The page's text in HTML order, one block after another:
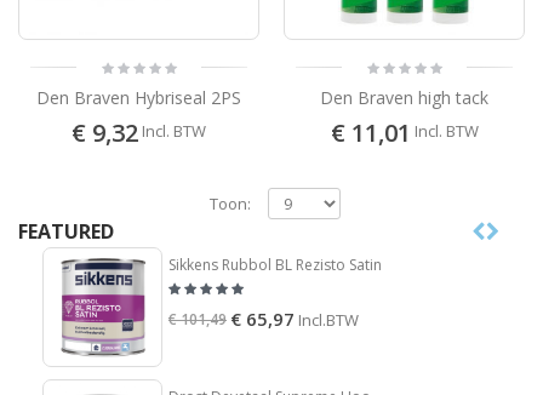
Den Braven Hybriseal 2PS
€ 9,32 Incl. BTW
Den Braven high tack
€ 11,01 Incl. BTW
Toon:
FEATURED
Sikkens Rubbol BL Rezisto Satin
€ 101,49 € 65,97 Incl.BTW